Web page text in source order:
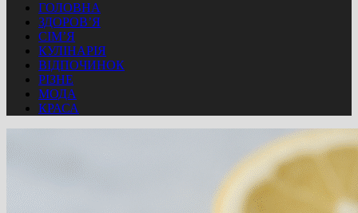
ГОЛОВНА
ЗДОРОВ’Я
СІМ’Я
КУЛІНАРІЯ
ВІДПОЧИНОК
РІЗНЕ
МОДА
КРАСА